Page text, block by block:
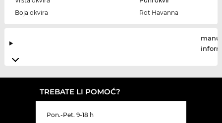
Boja okvira
Rot Havanna
TREBATE LI POMOĆ?
Pon.-Pet. 9-18 h